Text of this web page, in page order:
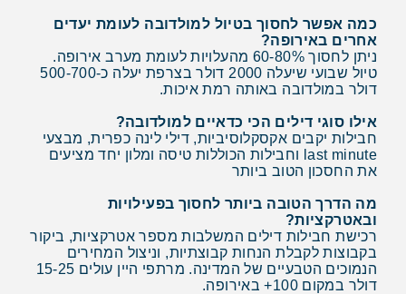
כמה אפשר לחסוך בטיול למולדובה לעומת יעדים
אחרים באירופה?
ניתן לחסוך 60-80% מהעלויות לעומת מערב אירופה.
טיול שבועי שיעלה 2000 דולר בצרפת יעלה כ-500-700
דולר במולדובה באותה רמת איכות.
אילו סוגי דילים הכי כדאיים למולדובה?
חבילות יקבים אקסקלוסיביות, דילי לינה כפרית, מבצעי
last minute וחבילות הכוללות טיסה ומלון יחד מציעים
את החסכון הטוב ביותר
מה הדרך הטובה ביותר לחסוך בפעילויות
ובאטרקציות?
רכישת חבילות דילים המשלבות מספר אטרקציות, ביקור
בקבוצות לקבלת הנחות קבוצתיות, וניצול המחירים
הנמוכים הטבעיים של המדינה. מרתפי היין עולים 15-25
דולר במקום 100+ באירופה.